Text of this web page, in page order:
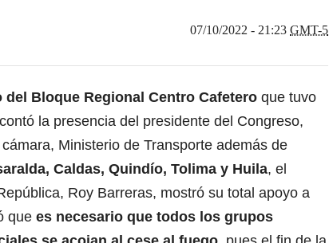
07/10/2022 - 21:23 GMT-5
del Bloque Regional Centro Cafetero que tuvo
la presencia del presidente del Congreso,
Ministerio de Transporte además de
Caldas, Quindío, Tolima y Huila, el
Roy Barreras, mostró su total apoyo a
que es necesario que todos los grupos